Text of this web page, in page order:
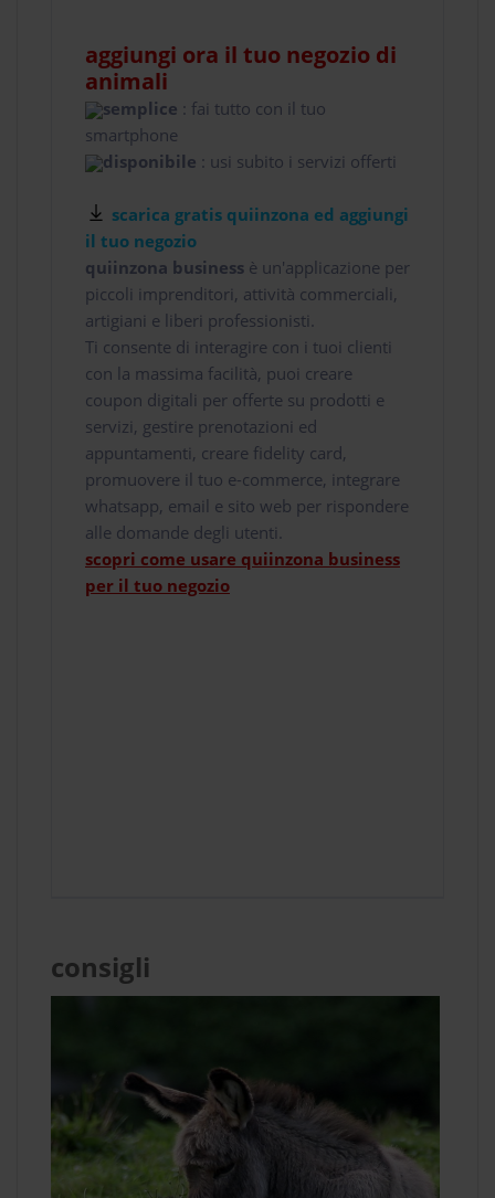
aggiungi ora il tuo negozio di
animali
semplice : fai tutto con il tuo
smartphone
disponibile : usi subito i servizi offerti
scarica gratis quiinzona ed aggiungi
il tuo negozio
quiinzona business è un'applicazione per
piccoli imprenditori, attività commerciali,
artigiani e liberi professionisti.
Ti consente di interagire con i tuoi clienti
con la massima facilità, puoi creare
coupon digitali per offerte su prodotti e
servizi, gestire prenotazioni ed
appuntamenti, creare fidelity card,
promuovere il tuo e-commerce, integrare
whatsapp, email e sito web per rispondere
alle domande degli utenti.
scopri come usare quiinzona business
per il tuo negozio
consigli